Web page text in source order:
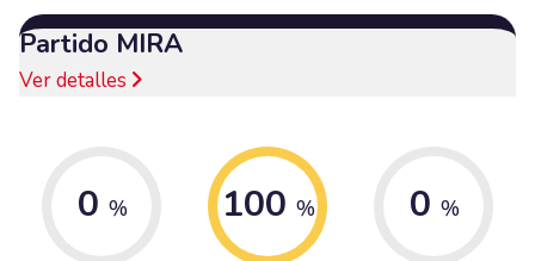
Partido MIRA
Ver detalles
0 % 100 % 0 %